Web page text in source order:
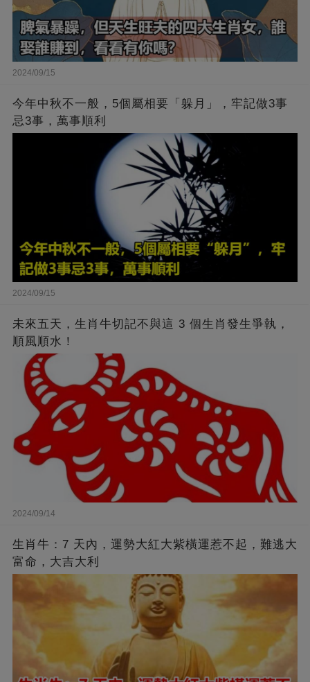
2024/09/15
今年中秋不一般，5個屬相要「躲月」，牢記做3事
忌3事，萬事順利
2024/09/15
未來五天，生肖牛切記不與這 3 個生肖發生爭執，
順風順水！
2024/09/14
生肖牛：7 天內，運勢大紅大紫橫運惹不起，難逃大
富命，大吉大利